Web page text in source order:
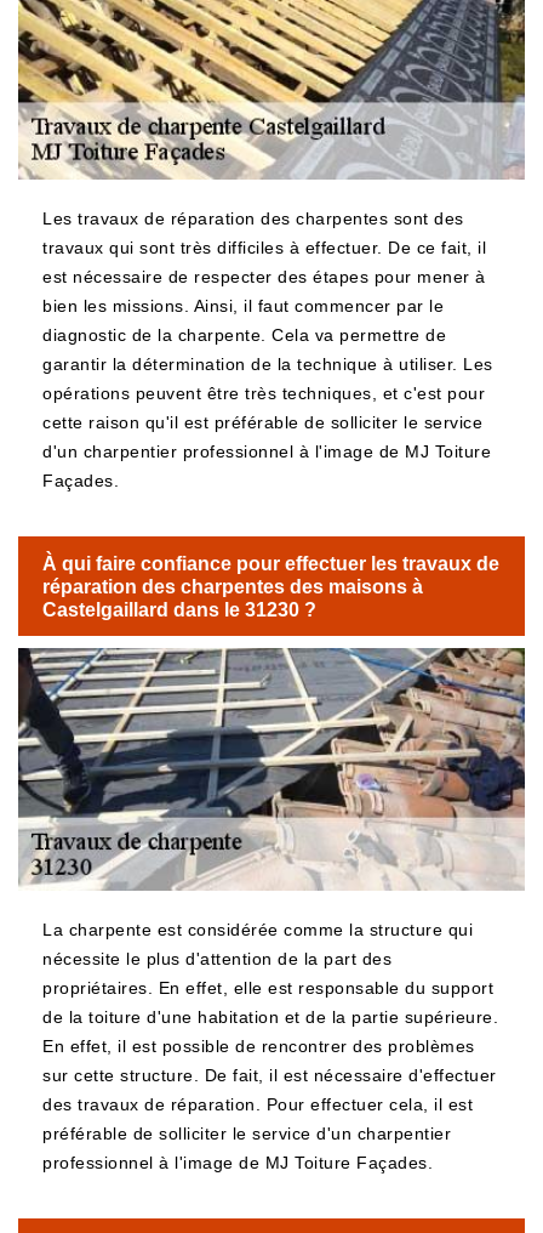
Les travaux de réparation des charpentes sont des
travaux qui sont très difficiles à effectuer. De ce fait, il
est nécessaire de respecter des étapes pour mener à
bien les missions. Ainsi, il faut commencer par le
diagnostic de la charpente. Cela va permettre de
garantir la détermination de la technique à utiliser. Les
opérations peuvent être très techniques, et c'est pour
cette raison qu'il est préférable de solliciter le service
d'un charpentier professionnel à l'image de MJ Toiture
Façades.
À qui faire confiance pour effectuer les travaux de
réparation des charpentes des maisons à
Castelgaillard dans le 31230 ?
La charpente est considérée comme la structure qui
nécessite le plus d'attention de la part des
propriétaires. En effet, elle est responsable du support
de la toiture d'une habitation et de la partie supérieure.
En effet, il est possible de rencontrer des problèmes
sur cette structure. De fait, il est nécessaire d'effectuer
des travaux de réparation. Pour effectuer cela, il est
préférable de solliciter le service d'un charpentier
professionnel à l'image de MJ Toiture Façades.